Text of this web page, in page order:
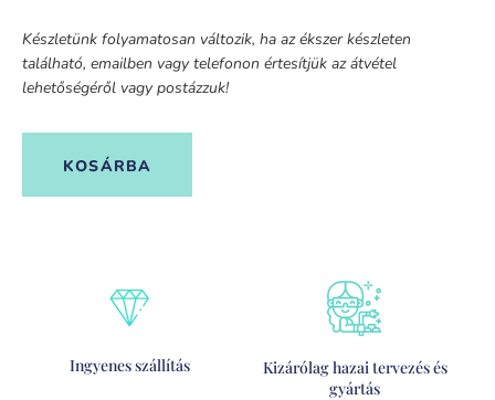
Készletünk folyamatosan változik, ha az ékszer készleten
található, emailben vagy telefonon értesítjük az átvétel
lehetőségéről vagy postázzuk!
KOSÁRBA
Ingyenes szállítás
Kizárólag hazai tervezés és
gyártás